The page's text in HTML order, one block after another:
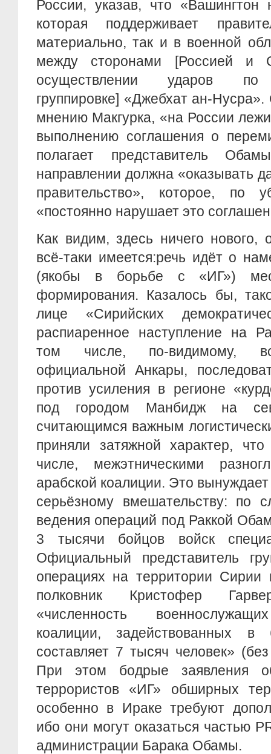
России, указав, что «Вашингтон
которая поддерживает
материально, так и в военной
между сторонами [Россией и
осуществлении ударов по
группировке] «Джебхат ан-
мнению Макгурка, «на России
выполнению соглашения о
полагает представитель
направлении должна «оказывать
правительство», которое, по
«постоянно нарушает это
Как видим, здесь ничего нового,
всё-таки имеется:речь идёт о
(якобы в борьбе с «ИГ»)
формирования. Казалось бы,
лице «Сирийских
распиаренное наступление на
том числе, по-видимому,
официальной Анкары,
против усиления в регионе
под городом Манбидж на
считающимся важным
приняли затяжной характер,
числе, межэтническими
арабской коалиции. Это
серьёзному вмешательству: по
ведения операций под Раккой
3 тысячи бойцов войск
Официальный представитель
операциях на территории
полковник Кристофер
«численность
коалиции, задействованных
составляет 7 тысяч человек»
При этом бодрые заявления
террористов «ИГ» обширных
особенно в Ираке требуют
ибо они могут оказаться частью
администрации Барака Обамы.